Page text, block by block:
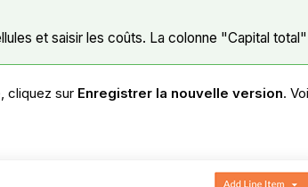
et saisir les coûts. La colonne "Capital
cliquez sur Enregistrer la nouvelle version.